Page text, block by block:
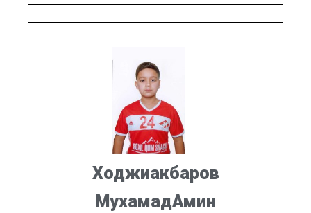
Ходжиакбаров
МухамадАмин